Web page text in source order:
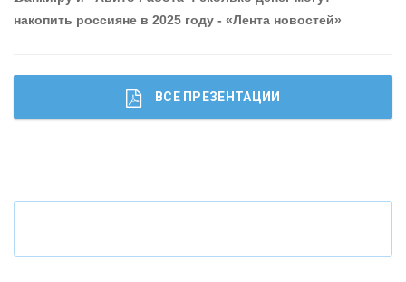
Что будет с наличными деньгами при цифровом
накопить россияне в 2025 году - «Лента новостей»
ВСЕ ПРЕЗЕНТАЦИИ